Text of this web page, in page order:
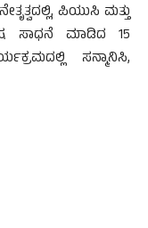
ಪಿಯುಸಿ ಮತ್ತು
ಮಾಡಿದ 15
ಸನ್ಮಾನಿಸಿ,